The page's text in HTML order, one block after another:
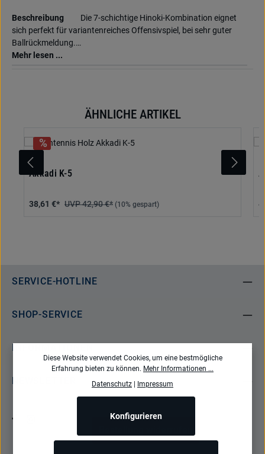
Beschreibung
Die 7-schichtige Hinoki-Kombination eignet
sich perfekt für variantenreiches Offensivspiel, bei sehr guter
Ballrückmeldung.…
Mehr lesen ...
Produktgalerie überspringenÄHNLICHE ARTIKEL
Akkadi K-5
38,61 €* 42,90 €* (10% gespart)
SERVICE-HOTLINE
SHOP-SERVICE
Diese Website verwendet Cookies, um eine bestmögliche
Erfahrung bieten zu können. Mehr Informationen ...
Datenschutz
Impressum
Konfigurieren